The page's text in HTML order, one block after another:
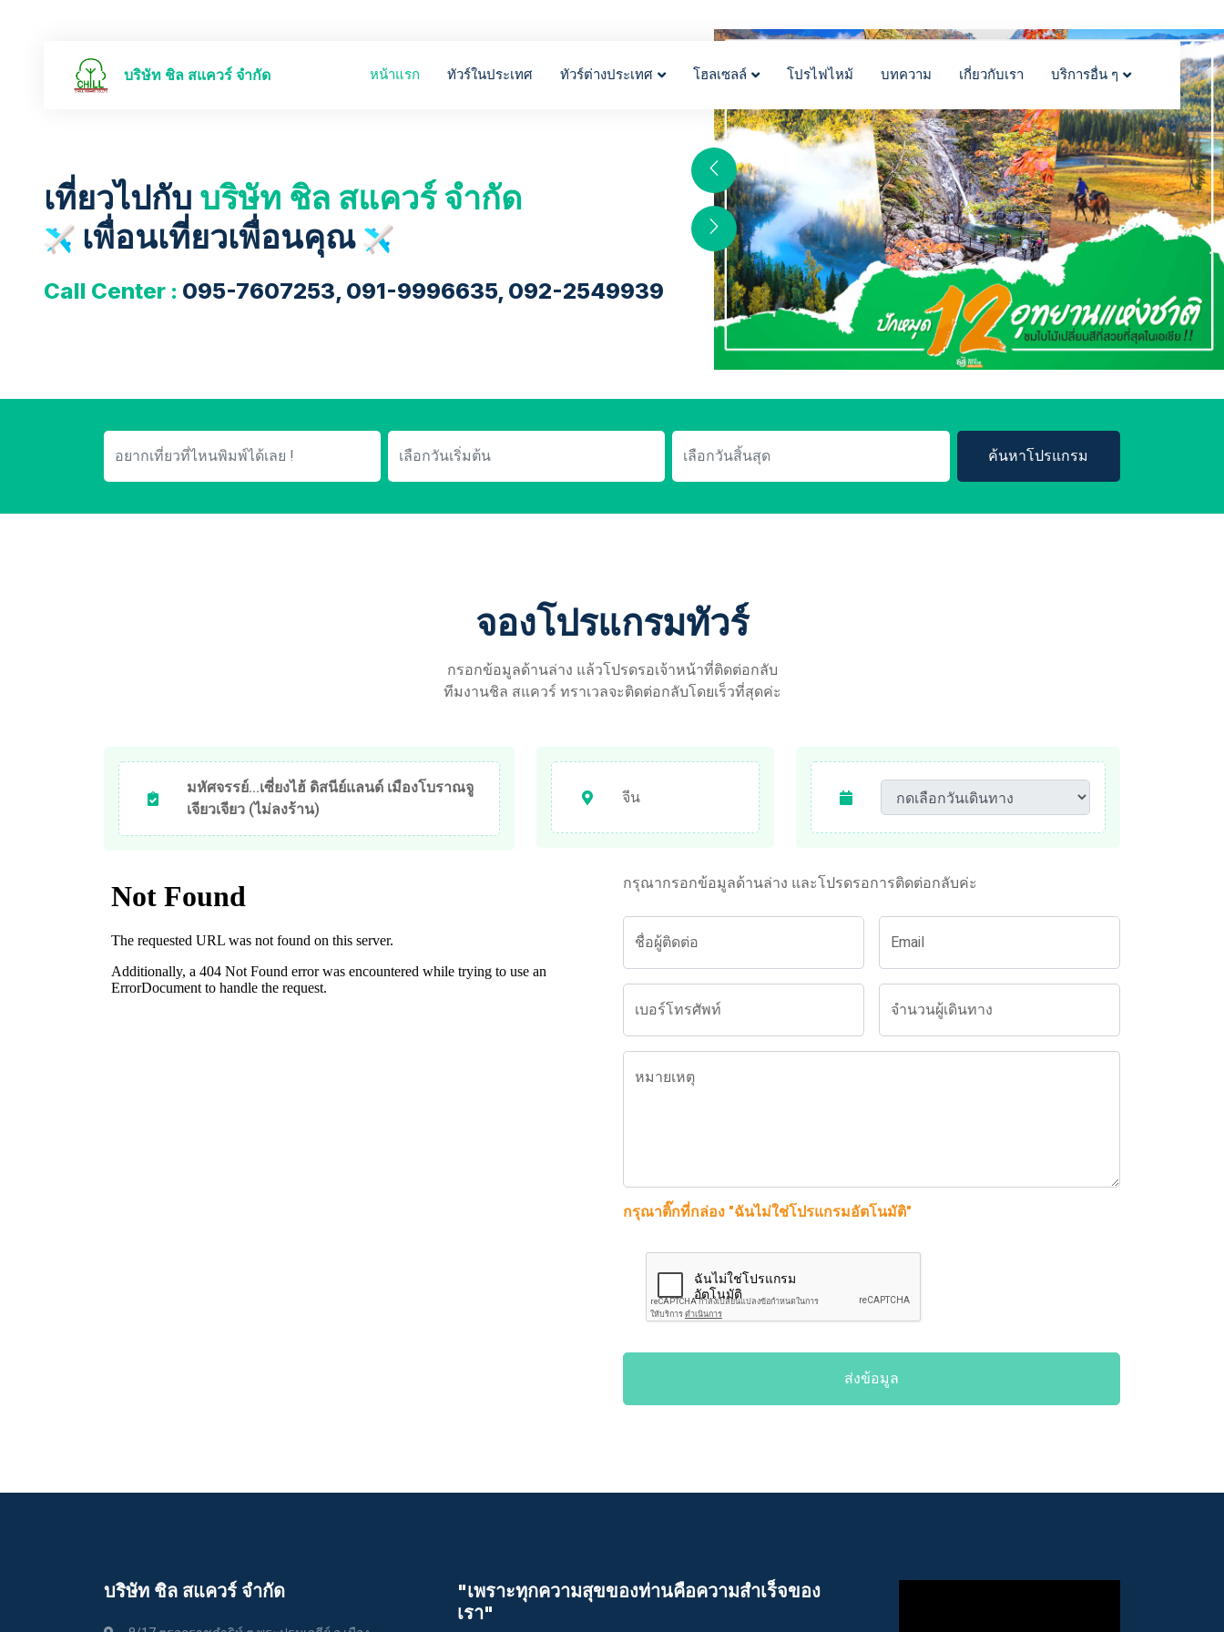
บริษัท ชิล สแควร์ จำกัด หน้าแรก ทัวร์ในประเทศ ทัวร์ต่างประเทศ โฮลเซลล์ โปรไฟไหม้ บทความ เกี่ยวกับเรา บริการอื่น ๆ
เที่ยวไปกับ บริษัท ชิล สแควร์ จำกัด
เพื่อนเที่ยวเพื่อนคุณ
Call Center : 095-7607253, 091-9996635, 092-2549939
ค้นหาโปรแกรม
จองโปรแกรมทัวร์
กรอกข้อมูลด้านล่าง แล้วโปรดรอเจ้าหน้าที่ติดต่อกลับ
ทีมงานชิล สแควร์ ทราเวลจะติดต่อกลับโดยเร็วที่สุดค่ะ
มหัศจรรย์...เซี่ยงไฮ้ ดิสนีย์แลนด์ เมืองโบราณจู
เจียวเจียว (ไม่ลงร้าน)
จีน
กรุณากรอกข้อมูลด้านล่าง และโปรดรอการติดต่อกลับค่ะ
ชื่อผู้ติดต่อ Email
เบอร์โทรศัพท์ จำนวนผู้เดินทาง
หมายเหตุ
กรุณาติ๊กที่กล่อง "ฉันไม่ใช่โปรแกรมอัตโนมัติ"
ส่งข้อมูล
บริษัท ชิล สแควร์ จำกัด
"เพราะทุกความสุขของท่านคือความสําเร็จของ
เรา"